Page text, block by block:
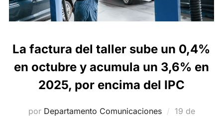
La factura del taller sube un 0,4%
en octubre y acumula un 3,6% en
2025, por encima del IPC
por Departamento Comunicaciones Publicado
19 de